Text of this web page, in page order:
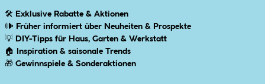
🛠 Exklusive Rabatte & Aktionen
🕪 Früher informiert über Neuheiten & Prospekte
💡 DIY-Tipps für Haus, Garten & Werkstatt
🏠
Inspiration & saisonale Trends
🎁 Gewinnspiele & Sonderaktionen